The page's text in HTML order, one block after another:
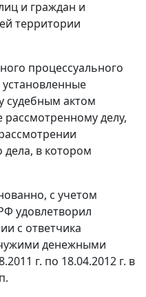
и граждан и
территории
процессуального
установленные
судебным актом
делу,
в котором
с учетом
удовлетворил
с ответчика
денежными
г. по 18.04.2012 г. в